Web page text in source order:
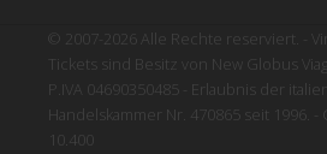
© 2007-2026 Alle Rechte reserviert. -
Tickets sind Besitz von New Globus
P.IVA 04690350485 - Erlaubnis der
Handelskammer Nr. 470865 seit 1996. -
10.400